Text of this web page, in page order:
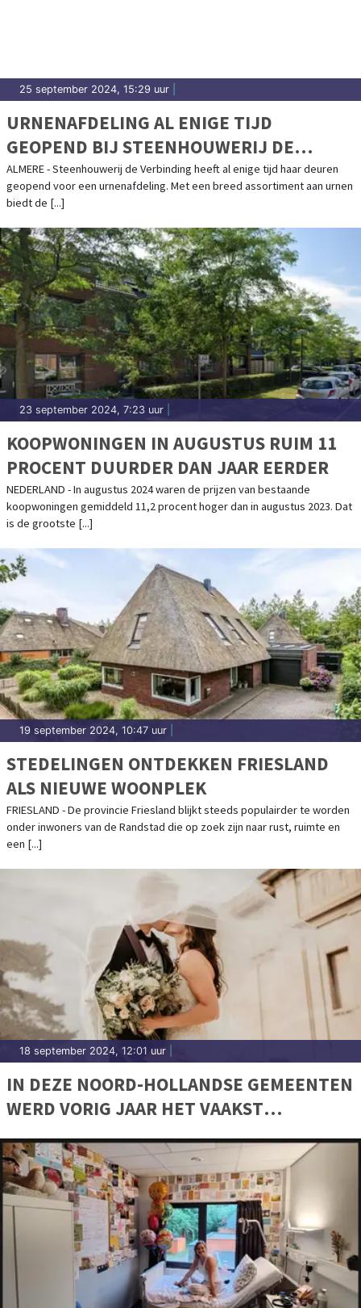
25 september 2024, 15:29 uur
URNENAFDELING AL ENIGE TIJD
GEOPEND BIJ STEENHOUWERIJ DE
VERBINDING
ALMERE - Steenhouwerij de Verbinding heeft al enige tijd haar deuren
geopend voor een urnenafdeling. Met een breed assortiment aan urnen
biedt de [...]
23 september 2024, 7:23 uur
KOOPWONINGEN IN AUGUSTUS RUIM 11
PROCENT DUURDER DAN JAAR EERDER
NEDERLAND - In augustus 2024 waren de prijzen van bestaande
koopwoningen gemiddeld 11,2 procent hoger dan in augustus 2023. Dat
is de grootste [...]
19 september 2024, 10:47 uur
STEDELINGEN ONTDEKKEN FRIESLAND
ALS NIEUWE WOONPLEK
FRIESLAND - De provincie Friesland blijkt steeds populairder te worden
onder inwoners van de Randstad die op zoek zijn naar rust, ruimte en
een [...]
18 september 2024, 12:01 uur
IN DEZE NOORD-HOLLANDSE GEMEENTEN
WERD VORIG JAAR HET VAAKST